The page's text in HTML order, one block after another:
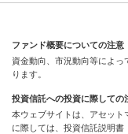
ファンド概要についての注意
資金動向、市況動向等によ
ります。
投資信託への投資に際しての
本ウェブサイトは、アセット
に際しては、投資信託説明